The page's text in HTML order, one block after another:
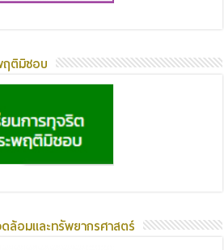
ฤติมิชอบ
ล้อมและทรัพยากรศาสตร์